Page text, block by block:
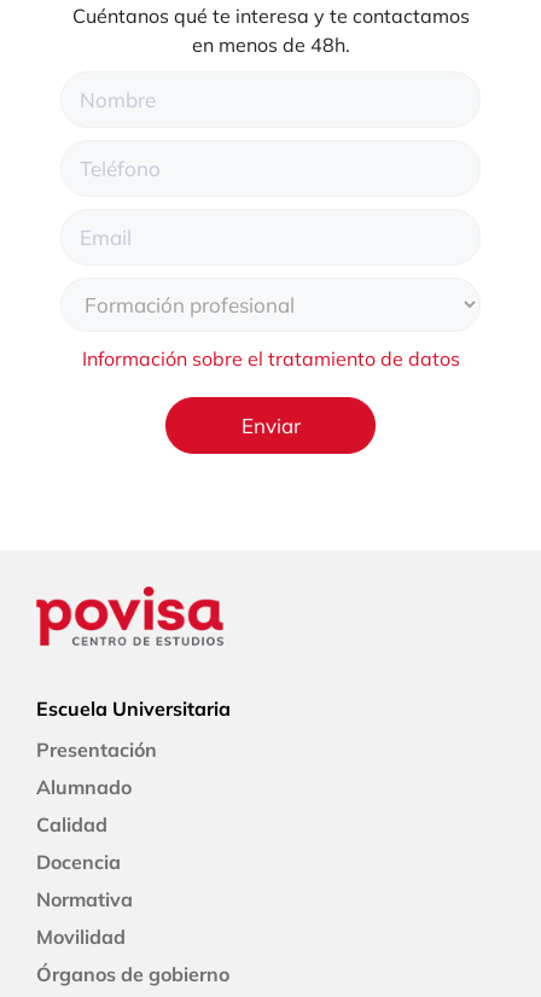
Cuéntanos qué te interesa y te contactamos
en menos de 48h.
Información sobre el tratamiento de datos
Escuela Universitaria
Presentación
Alumnado
Calidad
Docencia
Normativa
Movilidad
Órganos de gobierno